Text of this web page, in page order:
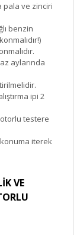
pala ve zinciri
benzin
aylarında
ipi 2
testere
konuma iterek
VE